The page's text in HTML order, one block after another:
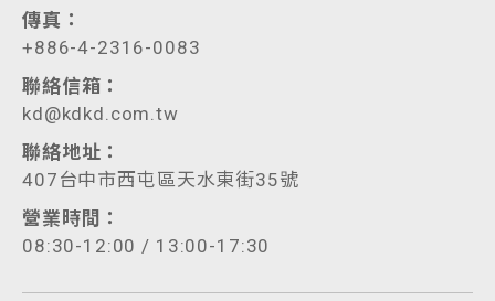
傳真：
+886-4-2316-0083
聯絡信箱：
kd@kdkd.com.tw
聯絡地址：
407台中市西屯區天水東街35號
營業時間：
08:30-12:00 / 13:00-17:30